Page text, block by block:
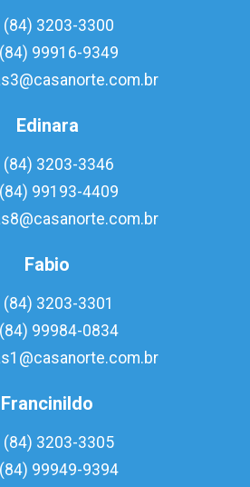
(84) 3203-3300
(84) 99916-9349
Edinara
(84) 3203-3346
(84) 99193-4409
Fabio
(84) 3203-3301
(84) 99984-0834
Francinildo
(84) 3203-3305
(84) 99949-9394